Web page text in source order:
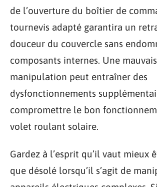
de l’ouverture du boîtier de
tournevis adapté garantira un
douceur du couvercle sans
composants internes. Une
manipulation peut entraîner des
dysfonctionnements
compromettre le bon
volet roulant solaire.
Gardez à l’esprit qu’il vaut mieux
que désolé lorsqu’il s’agit de